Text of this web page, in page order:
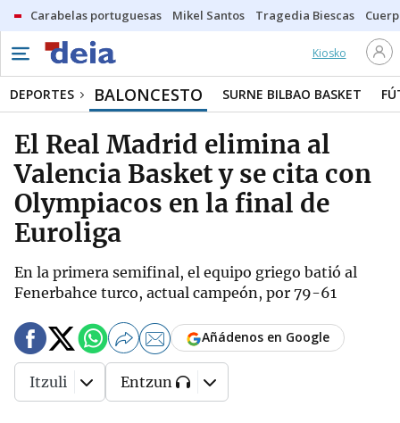
Carabelas portuguesas Mikel Santos Tragedia Biescas
Kiosko
DEPORTES BALONCESTO SURNE BILBAO BASKET
El Real Madrid elimina al
Valencia Basket y se cita con
Olympiacos en la final de
Euroliga
En la primera semifinal, el equipo griego batió al
Fenerbahce turco, actual campeón, por 79-61
Añádenos en Google
Itzuli Entzun